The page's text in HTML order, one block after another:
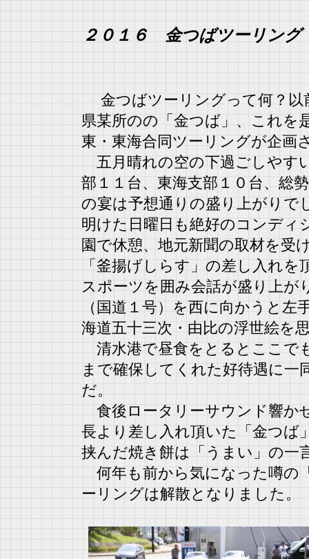
２０１６ 金つばツーリング
金つばツーリングって何？以
県某所のの「金つば」、これを
東・東海合同ツーリングが企画
五月晴れの空の下過ごしやす
部１１台、東海支部１０台、総
の宴は予想通りの盛り上がりで
明けた日曜日も絶好のコンディ
園で休憩、地元新聞の取材を受
「釜揚げしらす」の差し入れ
スポーツを囲み会話が盛り上が
（国道１号）を西に向かうと
海道五十三次・由比の浮世絵を
清水港で昼食をとるとここで
まで確保してくれた好待遇に一
だ。
食後ロータリーサウンド響か
長より差し入れ頂いた「金つば
挟んだ焼き餅は「うまい」の一
何年も前から気になった噂の
ーリングは解散となりました。